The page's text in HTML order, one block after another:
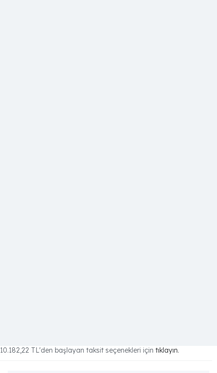
10.182,22 TL'den başlayan taksit seçenekleri için tıklayın.